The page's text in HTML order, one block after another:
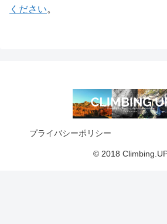
ください。
プライバシーポリシー
© 2018